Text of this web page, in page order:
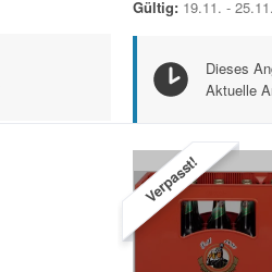
Gültig: 19.11. - 25.11.
Dieses
Aktuelle
Verpasst!